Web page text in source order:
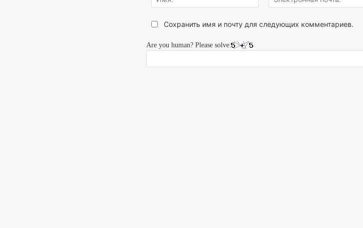
думаете...
Сохранить имя и почту для следующих комментариев.
Are you human? Please solve: